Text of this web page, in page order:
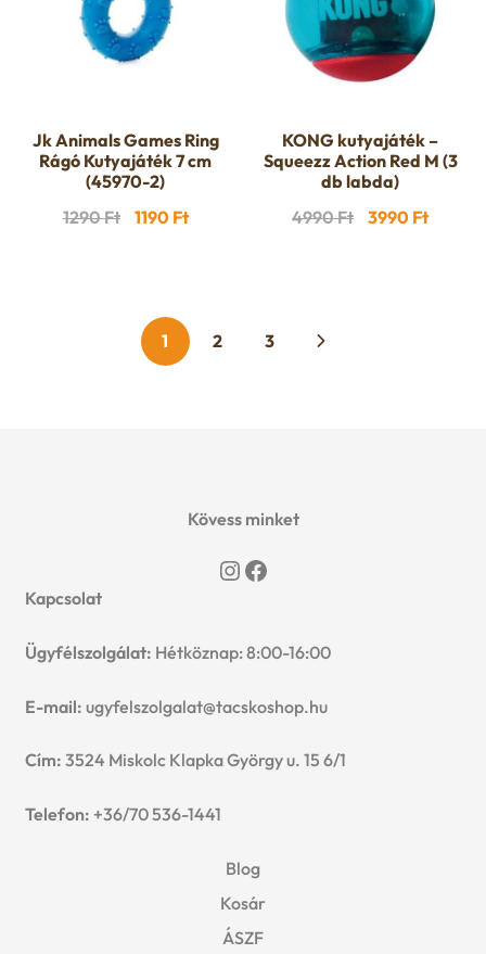
Jk Animals Games Ring
Rágó Kutyajáték 7 cm
(45970-2)
1290Ft Original
1190 FtCurrent
KONG kutyajáték –
Squeezz Action Red M (3
db labda)
4990Ft
Original
3990 Ft
1
2 3
Kövess minket
Instagram
Facebook
Kapcsolat
Ügyfélszolgálat: Hétköznap: 8:00-16:00
E-mail: ugyfelszolgalat@tacskoshop.hu
Cím: 3524 Miskolc Klapka György u. 15 6/1
Telefon: +36/70 536-1441
Blog
Kosár
ÁSZF